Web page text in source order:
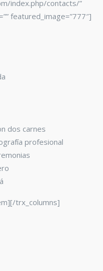
index.php/contacts/”
featured_image=”777″]
dos carnes
profesional
trx_columns]